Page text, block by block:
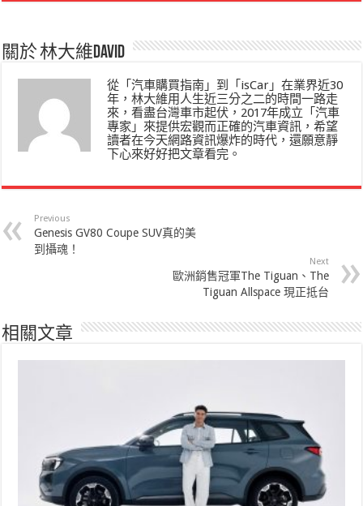
關於 林大維David
從「汽車購買指南」到「isCar」在業界近30
年，林大維用人生近三分之二的時間一路走
來，看盡台灣車市起伏，2017年成立「汽車
專家」來提供宏觀而正確的汽車資訊，希望
讀者在今天網路資訊爆炸的時代，還願意靜
下心來好好把文章看完。
Previous
Genesis GV80 Coupe SUV真的美
到攝魂！
Next
歐洲銷售冠軍The Tiguan、The
Tiguan Allspace 現正抵台
相關文章